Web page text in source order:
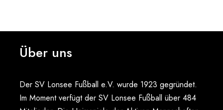
Über uns
Der SV Lonsee Fußball e.V. wurde 1923 gegründet.
Im Moment verfügt der SV Lonsee Fußball über 484